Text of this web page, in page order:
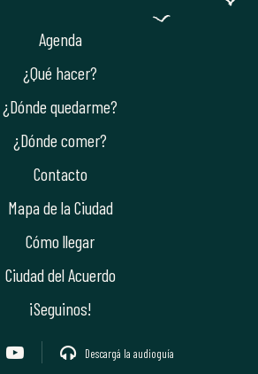
Agenda
¿Qué hacer?
¿Dónde quedarme?
¿Dónde comer?
Contacto
Mapa de la Ciudad
Cómo llegar
Ciudad del Acuerdo
¡Seguinos!
Descargá la audioguía